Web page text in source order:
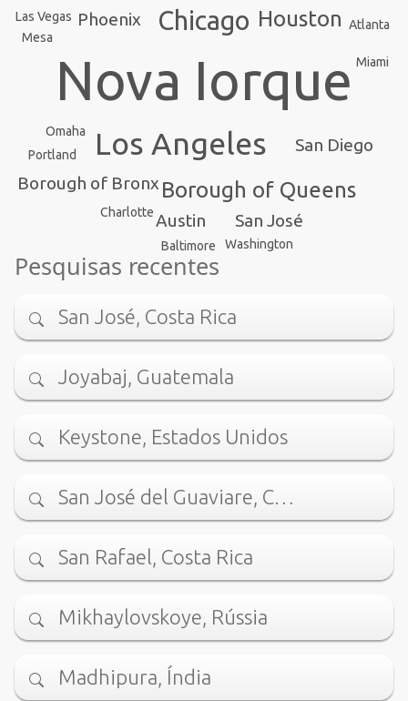
Nova Iorque
Los Angeles
Chicago Houston
Borough of Queens
Phoenix
San Diego
Borough of Bronx
San José
Austin
Charlotte
Portland
Las Vegas
Baltimore Washington
Mesa
Atlanta
Omaha
Miami
Pesquisas recentes
San José, Costa Rica
Joyabaj, Guatemala
Keystone, Estados Unidos
San José del Guaviare, C…
San Rafael, Costa Rica
Mikhaylovskoye, Rússia
Madhipura, Índia